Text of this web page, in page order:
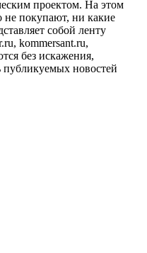
проектом. На этом
не покупают, ни какие
собой ленту
kommersant.ru,
без искажения,
публикуемых новостей